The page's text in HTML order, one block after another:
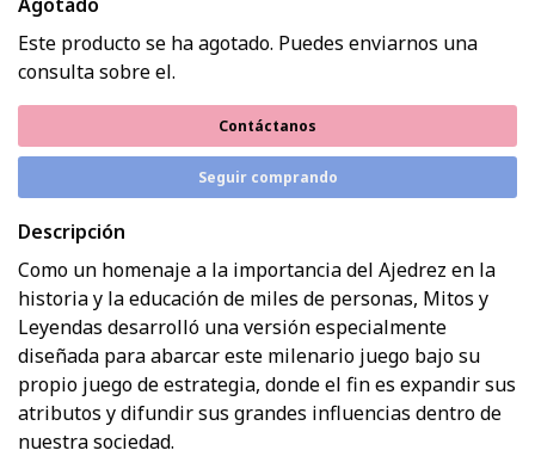
Este producto se ha agotado. Puedes enviarnos una
consulta sobre el.
Contáctanos
Seguir comprando
Descripción
Como un homenaje a la importancia del Ajedrez en la
historia y la educación de miles de personas, Mitos y
Leyendas desarrolló una versión especialmente
diseñada para abarcar este milenario juego bajo su
propio juego de estrategia, donde el fin es expandir sus
atributos y difundir sus grandes influencias dentro de
nuestra sociedad.